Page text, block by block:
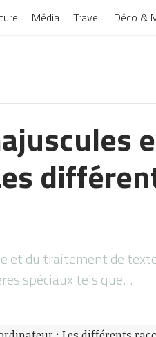
Média Travel Déco &
et du traitement de
spéciaux tels que…